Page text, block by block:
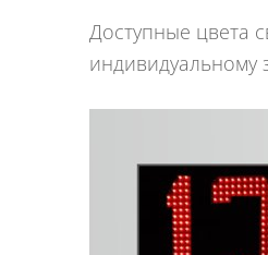
Доступные цвета
индивидуальному